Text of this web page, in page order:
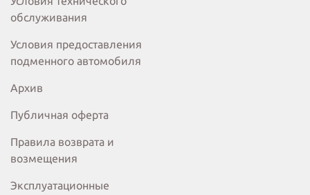
обслуживания
Условия предоставления
подменного автомобиля
Архив
Публичная оферта
Правила возврата и
возмещения
Эксплуатационные